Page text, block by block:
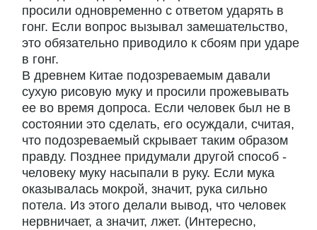
просили одновременно с ответом ударять в
гонг. Если вопрос вызывал замешательство,
это обязательно приводило к сбоям при ударе
в гонг.
В древнем Китае подозреваемым давали
сухую рисовую муку и просили прожевывать
ее во время допроса. Если человек был не в
состоянии это сделать, его осуждали, считая,
что подозреваемый скрывает таким образом
правду. Позднее придумали другой способ -
человеку муку насыпали в руку. Если мука
оказывалась мокрой, значит, рука сильно
потела. Из этого делали вывод, что человек
нервничает, а значит, лжет. (Интересно,